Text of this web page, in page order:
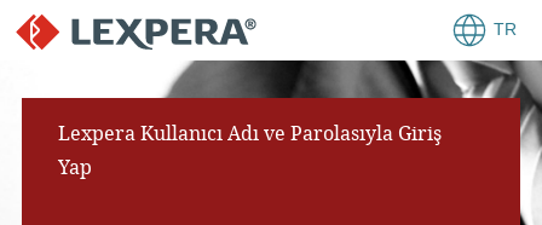
TR
Lexpera Kullanıcı Adı ve Parolasıyla Giriş
Yap